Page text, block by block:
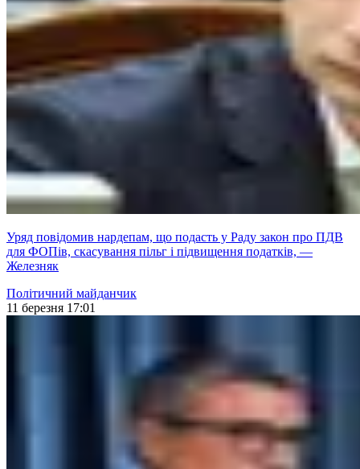
Уряд повідомив нардепам, що подасть у Раду закон про ПДВ
для ФОПів, скасування пільг і підвищення податків, —
Железняк
Політичний майданчик
11 березня 17:01